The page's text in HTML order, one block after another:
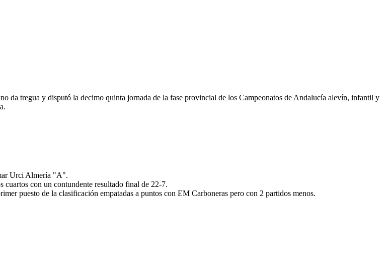
da tregua y disputó la decimo quinta jornada de la fase provincial de los Campeonatos de Andalucía alevín, infantil y
Urci Almería "A".
con un contundente resultado final de 22-7.
puesto de la clasificación empatadas a puntos con EM Carboneras pero con 2 partidos menos.